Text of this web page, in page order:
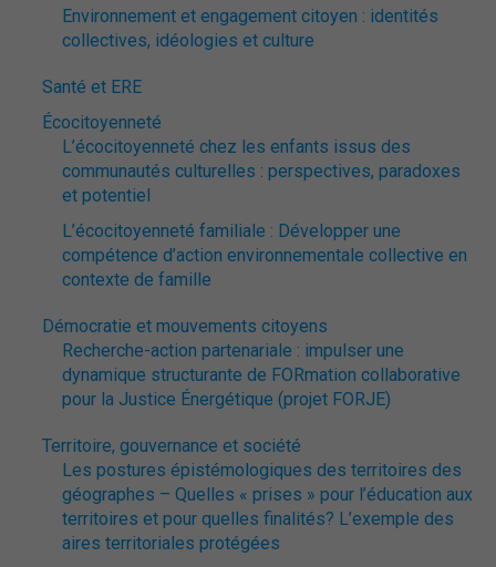
Environnement et engagement citoyen : identités
collectives, idéologies et culture
Santé et ERE
Écocitoyenneté
L’écocitoyenneté chez les enfants issus des
communautés culturelles : perspectives, paradoxes
et potentiel
L’écocitoyenneté familiale : Développer une
compétence d’action environnementale collective en
contexte de famille
Démocratie et mouvements citoyens
Recherche-action partenariale : impulser une
dynamique structurante de FORmation collaborative
pour la Justice Énergétique (projet FORJE)
Territoire, gouvernance et société
Les postures épistémologiques des territoires des
géographes – Quelles « prises » pour l’éducation aux
territoires et pour quelles finalités? L’exemple des
aires territoriales protégées